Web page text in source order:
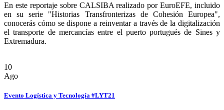
En este reportaje sobre CALSIBA realizado por EuroEFE, incluido
en su serie "Historias Transfronterizas de Cohesión Europea",
conocerás cómo se dispone a reinventar a través de la digitalización
el transporte de mercancías entre el puerto portugués de Sines y
Extremadura.
10
Ago
Evento Logística y Tecnología #LYT21